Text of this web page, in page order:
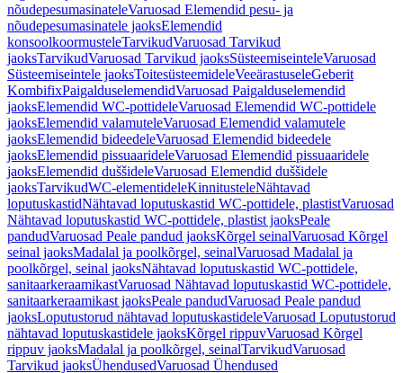
nõudepesumasinateleVaruosad Elemendid pesu- ja
nõudepesumasinatele jaoksElemendid
konsoolkoormusteleTarvikudVaruosad Tarvikud
jaoksTarvikudVaruosad Tarvikud jaoksSüsteemiseinteleVaruosad
Süsteemiseintele jaoksToitesüsteemideleVeeärastuseleGeberit
KombifixPaigalduselemendidVaruosad Paigalduselemendid
jaoksElemendid WC-pottideleVaruosad Elemendid WC-pottidele
jaoksElemendid valamuteleVaruosad Elemendid valamutele
jaoksElemendid bideedeleVaruosad Elemendid bideedele
jaoksElemendid pissuaarideleVaruosad Elemendid pissuaaridele
jaoksElemendid duššideleVaruosad Elemendid duššidele
jaoksTarvikudWC-elementideleKinnitusteleNähtavad
loputuskastidNähtavad loputuskastid WC-pottidele, plastistVaruosad
Nähtavad loputuskastid WC-pottidele, plastist jaoksPeale
pandudVaruosad Peale pandud jaoksKõrgel seinalVaruosad Kõrgel
seinal jaoksMadalal ja poolkõrgel, seinalVaruosad Madalal ja
poolkõrgel, seinal jaoksNähtavad loputuskastid WC-pottidele,
sanitaarkeraamikastVaruosad Nähtavad loputuskastid WC-pottidele,
sanitaarkeraamikast jaoksPeale pandudVaruosad Peale pandud
jaoksLoputustorud nähtavad loputuskastideleVaruosad Loputustorud
nähtavad loputuskastidele jaoksKõrgel rippuvVaruosad Kõrgel
rippuv jaoksMadalal ja poolkõrgel, seinalTarvikudVaruosad
Tarvikud jaoksÜhendusedVaruosad Ühendused